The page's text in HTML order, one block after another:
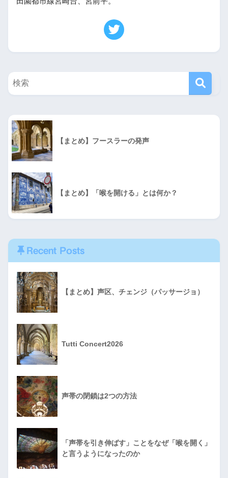
【まとめ】フースラーの発声
【まとめ】「喉を開ける」とは何か？
Recent Posts
【まとめ】声区、チェンジ（パッサージョ）
Tutti Concert2026
声帯の閉鎖は2つの方法
「声帯を引き伸ばす」ことをなぜ「喉を開く」
と言うようになったのか